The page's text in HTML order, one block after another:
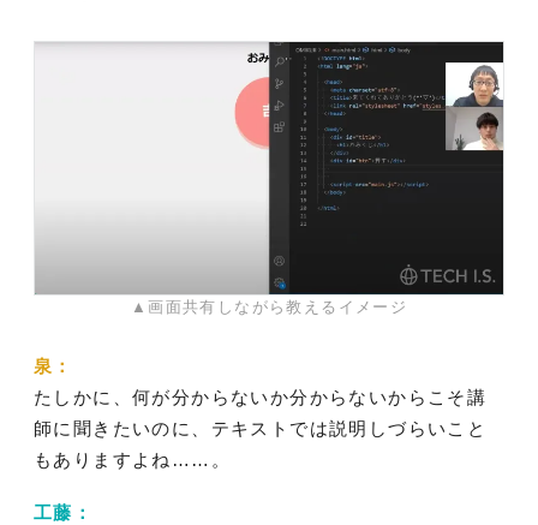
▲画面共有しながら教えるイメージ
泉：
たしかに、何が分からないか分からないからこそ講
師に聞きたいのに、テキストでは説明しづらいこと
もありますよね……。
工藤：